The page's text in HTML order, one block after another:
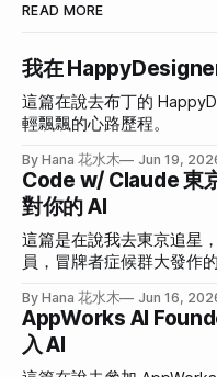
READ MORE
我在
這篇在說去布丁的
輕飄飄的心路歷程。
By Hana 花水木 Jun 19,
Code w/ Claude 東
對你的 AI
這篇是在說我去東京追星
員，冒牌者症候群大發作的
By Hana 花水木 Jun 16,
AppWorks AI
入 AI